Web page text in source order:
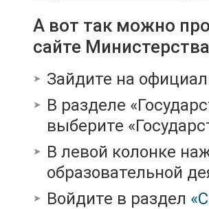
А вот так можно
сайте
Зайдите на
В разделе
выберите
В левой колонке
образовательной
Войдите в раздел